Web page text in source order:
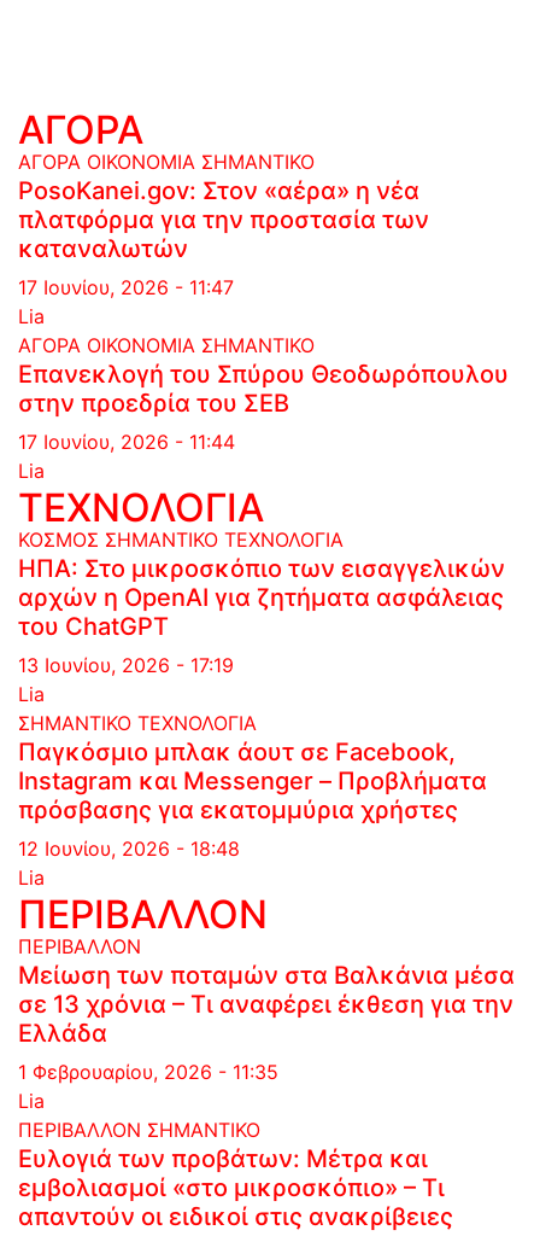
ΑΓΟΡΑ
ΑΓΟΡΑ ΟΙΚΟΝΟΜΙΑ ΣΗΜΑΝΤΙΚΟ
PosoKanei.gov: Στον «αέρα» η νέα
πλατφόρμα για την προστασία των
καταναλωτών
17 Ιουνίου, 2026 - 11:47
Lia
ΑΓΟΡΑ ΟΙΚΟΝΟΜΙΑ ΣΗΜΑΝΤΙΚΟ
Επανεκλογή του Σπύρου Θεοδωρόπουλου
στην προεδρία του ΣΕΒ
17 Ιουνίου, 2026 - 11:44
Lia
ΤΕΧΝΟΛΟΓΙΑ
ΚΟΣΜΟΣ ΣΗΜΑΝΤΙΚΟ ΤΕΧΝΟΛΟΓΙΑ
ΗΠΑ: Στο μικροσκόπιο των εισαγγελικών
αρχών η OpenAI για ζητήματα ασφάλειας
του ChatGPT
13 Ιουνίου, 2026 - 17:19
Lia
ΣΗΜΑΝΤΙΚΟ ΤΕΧΝΟΛΟΓΙΑ
Παγκόσμιο μπλακ άουτ σε Facebook,
Instagram και Messenger – Προβλήματα
πρόσβασης για εκατομμύρια χρήστες
12 Ιουνίου, 2026 - 18:48
Lia
ΠΕΡΙΒΑΛΛΟΝ
ΠΕΡΙΒΑΛΛΟΝ
Μείωση των ποταμών στα Βαλκάνια μέσα
σε 13 χρόνια – Τι αναφέρει έκθεση για την
Ελλάδα
1 Φεβρουαρίου, 2026 - 11:35
Lia
ΠΕΡΙΒΑΛΛΟΝ ΣΗΜΑΝΤΙΚΟ
Ευλογιά των προβάτων: Μέτρα και
εμβολιασμοί «στο μικροσκόπιο» – Τι
απαντούν οι ειδικοί στις ανακρίβειες